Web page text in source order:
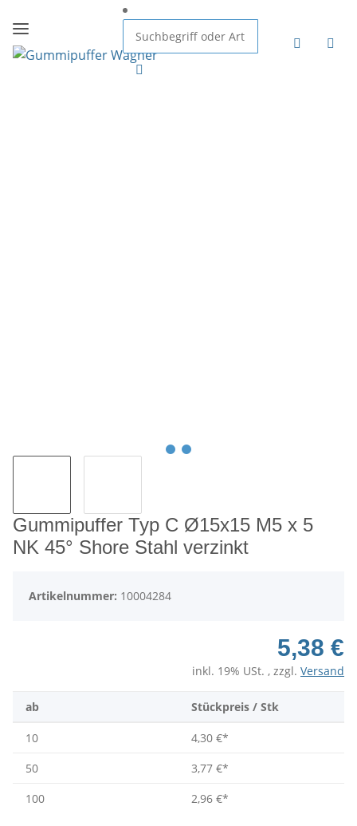
Gummipuffer Typ C Ø15x15 M5 x 5
NK 45° Shore Stahl verzinkt
Artikelnummer: 10004284
5,38 €
inkl. 19% USt. , zzgl. Versand
ab Stückpreis / Stk
10 4,30 €*
50
3,77 €*
100
2,96 €*